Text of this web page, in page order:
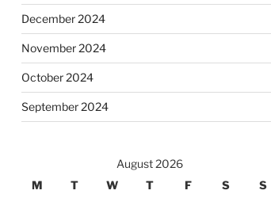
December 2024
November 2024
October 2024
September 2024
August 2026
M
T W T F S S